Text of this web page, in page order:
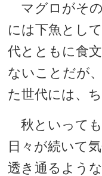
マグロがそ
には下魚とし
代とともに食
ないことだが
た世代には、
秋といって
日々が続いて
透き通るよう